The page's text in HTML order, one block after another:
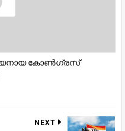
കോൺഗ്രസ്
NEXT